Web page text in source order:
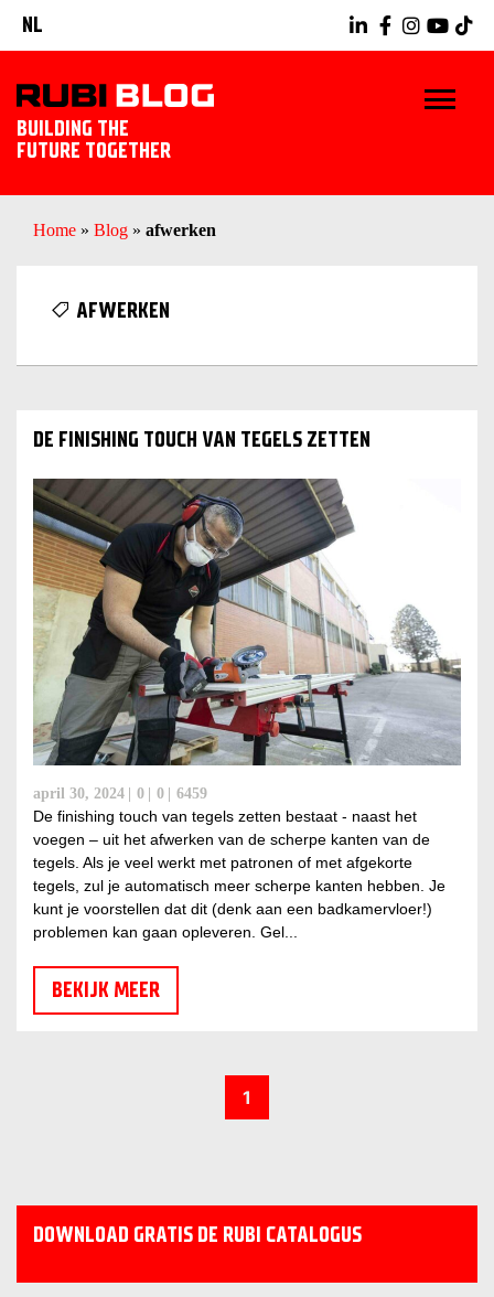
NL
BUILDING THE
FUTURE TOGETHER
HOME
ONTDEK RUBI
Home » Blog » afwerken
AFWERKEN
DE FINISHING TOUCH VAN TEGELS ZETTEN
april 30, 2024 0 0 6459
De finishing touch van tegels zetten bestaat - naast het
voegen – uit het afwerken van de scherpe kanten van de
tegels. Als je veel werkt met patronen of met afgekorte
tegels, zul je automatisch meer scherpe kanten hebben. Je
kunt je voorstellen dat dit (denk aan een badkamervloer!)
problemen kan gaan opleveren. Gel...
BEKIJK MEER
1
DOWNLOAD GRATIS DE RUBI CATALOGUS